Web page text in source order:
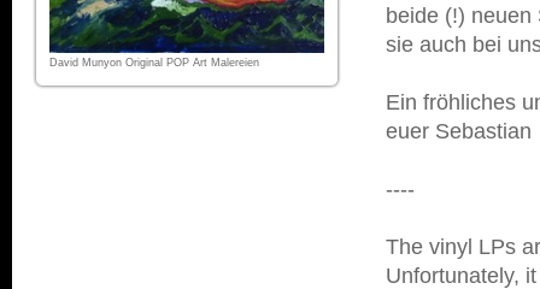
David Munyon Original POP Art Malereien
beide (!)
sie auch bei
Ein fröhliches
euer Sebastian
----
The vinyl LPs
Unfortunately,